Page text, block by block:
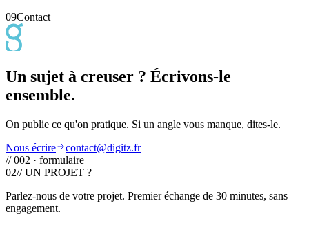
09Contact
Un sujet à creuser ? Écrivons-le
ensemble.
On publie ce qu'on pratique. Si un angle vous manque, dites-le.
Nous écrire
contact@digitz.fr
// 002 · formulaire
02// UN PROJET ?
Parlez-nous de votre projet. Premier échange de 30 minutes, sans
engagement.